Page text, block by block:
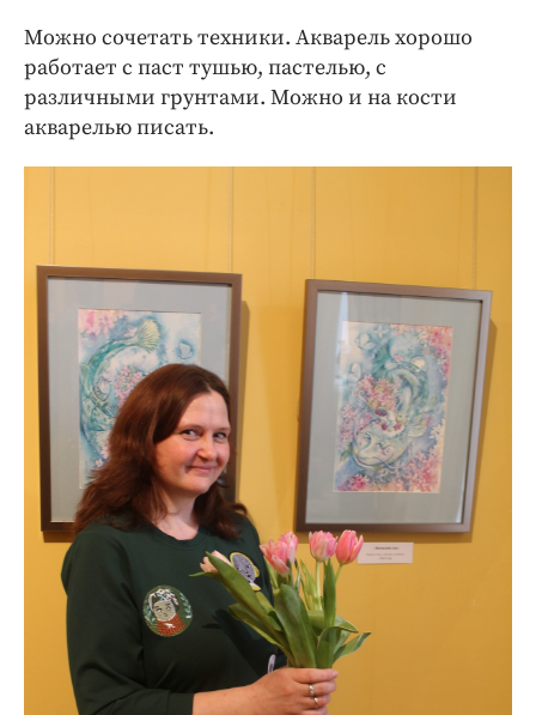
Можно сочетать техники. Акварель хорошо
работает с паст тушью, пастелью, с
различными грунтами. Можно и на кости
акварелью писать.